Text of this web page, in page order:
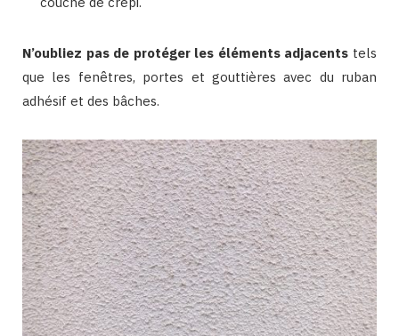
N’oubliez pas de protéger les éléments adjacents tels
que les fenêtres, portes et gouttières avec du ruban
adhésif et des bâches.